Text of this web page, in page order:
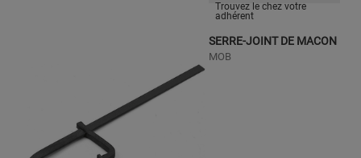
Trouvez le chez votre
adhérent
SERRE-JOINT DE MACON
MOB